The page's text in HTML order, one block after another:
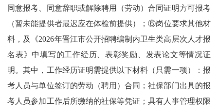
同意报考、同意辞职或解除聘用（劳动）合同证明方可报考
（暂未能提供者最迟应在体检前提供）；⑥岗位要求其他材
料，及《2026年晋江市公开招聘编制内卫生类高层次人才报
名表》中填写的工作经历、表彰奖励、发表论文等情况证
明。其中，工作经历证明需提供以下材料（只需一项）：报
考人员与单位签订的劳动（聘用）合同；社保部门出具的报
考人员参加工作后所缴纳的社保等凭证；具有人事管理权限